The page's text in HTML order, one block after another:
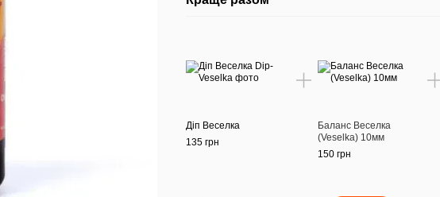
Діп Веселка
135 грн
Баланс Веселка
(Veselka) 10мм
150 грн